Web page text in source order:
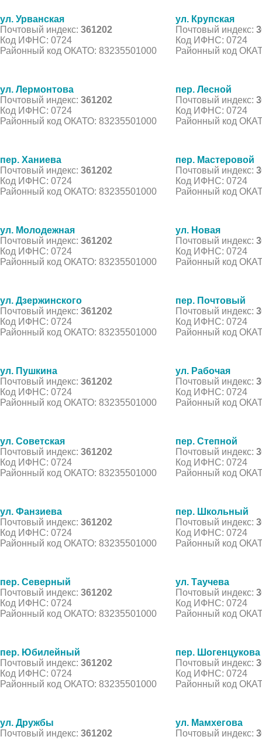
ул. Урванская
Почтовый индекс: 361202
Код ИФНС: 0724
Районный код ОКАТО: 83235501000
ул. Крупская
Почтовый индекс:
Код ИФНС: 0724
Районный код
ул. Лермонтова
Почтовый индекс: 361202
Код ИФНС: 0724
Районный код ОКАТО: 83235501000
пер. Лесной
Почтовый индекс:
Код ИФНС: 0724
Районный код
пер. Ханиева
Почтовый индекс: 361202
Код ИФНС: 0724
Районный код ОКАТО: 83235501000
пер. Мастеровой
Почтовый индекс:
Код ИФНС: 0724
Районный код
ул. Молодежная
Почтовый индекс: 361202
Код ИФНС: 0724
Районный код ОКАТО: 83235501000
ул. Новая
Почтовый индекс:
Код ИФНС: 0724
Районный код
ул. Дзержинского
Почтовый индекс: 361202
Код ИФНС: 0724
Районный код ОКАТО: 83235501000
пер. Почтовый
Почтовый индекс:
Код ИФНС: 0724
Районный код
ул. Пушкина
Почтовый индекс: 361202
Код ИФНС: 0724
Районный код ОКАТО: 83235501000
ул. Рабочая
Почтовый индекс:
Код ИФНС: 0724
Районный код
ул. Советская
Почтовый индекс: 361202
Код ИФНС: 0724
Районный код ОКАТО: 83235501000
пер. Степной
Почтовый индекс:
Код ИФНС: 0724
Районный код
ул. Фанзиева
Почтовый индекс: 361202
Код ИФНС: 0724
Районный код ОКАТО: 83235501000
пер. Школьный
Почтовый индекс:
Код ИФНС: 0724
Районный код
пер. Северный
Почтовый индекс: 361202
Код ИФНС: 0724
Районный код ОКАТО: 83235501000
ул. Таучева
Почтовый индекс:
Код ИФНС: 0724
Районный код
пер. Юбилейный
Почтовый индекс: 361202
Код ИФНС: 0724
Районный код ОКАТО: 83235501000
пер. Шогенцукова
Почтовый индекс:
Код ИФНС: 0724
Районный код
ул. Дружбы
Почтовый индекс: 361202
ул. Мамхегова
Почтовый индекс: